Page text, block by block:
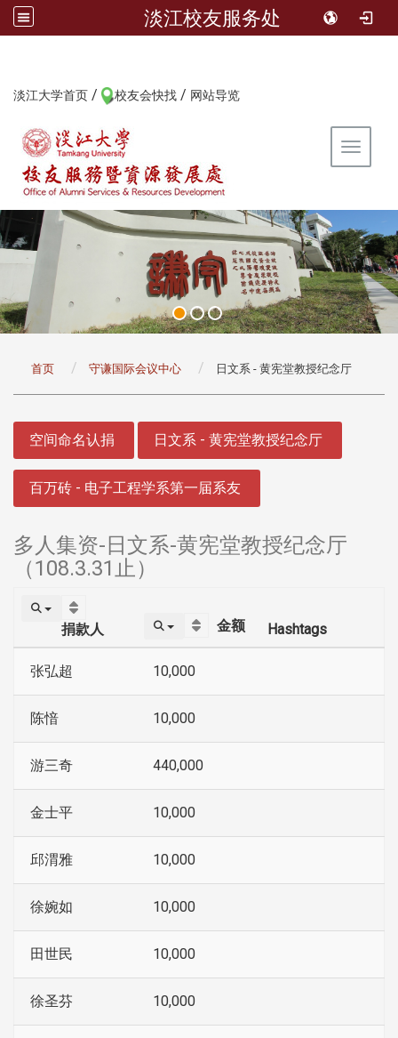
淡江校友服务处
淡江大学首页 / 校友会快找 / 网站导览
Toggle
首页 守谦国际会议中心 日文系 - 黄宪堂教授纪念厅
空间命名认捐 日文系 - 黄宪堂教授纪念厅
百万砖 - 电子工程学系第一届系友
多人集资-日文系-黄宪堂教授纪念厅
（108.3.31止）
捐款人 金额 Hashtags
张弘超 10,000
陈愔 10,000
游三奇 440,000
金士平 10,000
邱渭雅 10,000
徐婉如 10,000
田世民 10,000
徐圣芬 10,000